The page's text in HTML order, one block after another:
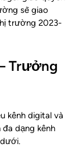
sẽ giao
trường 2023-
Trưởng
kênh digital và
dạng kênh